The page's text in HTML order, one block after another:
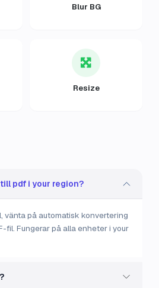
Blur BG
Resize
pdf i your region?
vänta på automatisk konvertering
fil. Fungerar på alla enheter i your